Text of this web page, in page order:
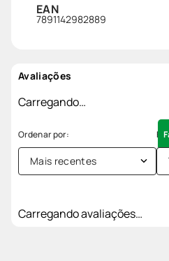
EAN
7891142982889
Avaliações
Carregando…
Mais recentes
Carregando avaliações…